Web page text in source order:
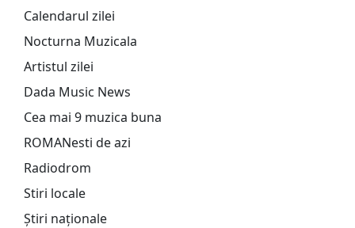
Calendarul zilei
Nocturna Muzicala
Artistul zilei
Dada Music News
Cea mai 9 muzica buna
ROMANesti de azi
Radiodrom
Stiri locale
Știri naționale